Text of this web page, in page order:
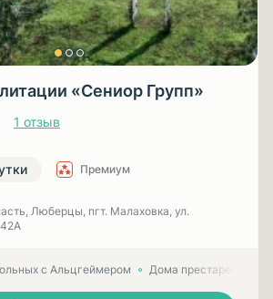
Центр реабилитации «Сениор Групп»
1 отзыв
Премиум
Люберцы, пгт. Малаховка, ул.
с Альцгеймером Дома престарелых